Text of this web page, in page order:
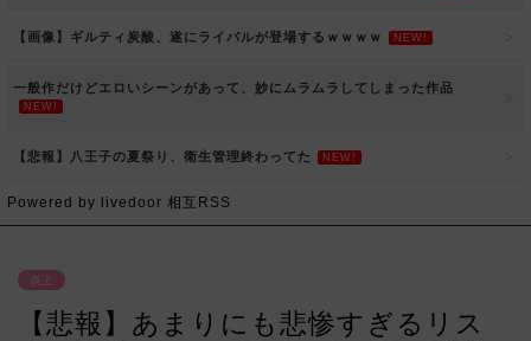
【画像】ギルティ炭酸、遂にライバルが登場するｗｗｗｗ NEW!
一般作だけどエロいシーンがあって、妙にムラムラしてしまった作品
NEW!
【悲報】八王子の夏祭り、衛生管理終わってた NEW!
Powered by livedoor 相互RSS
炎上
【悲報】あまりにも悲惨すぎるリス